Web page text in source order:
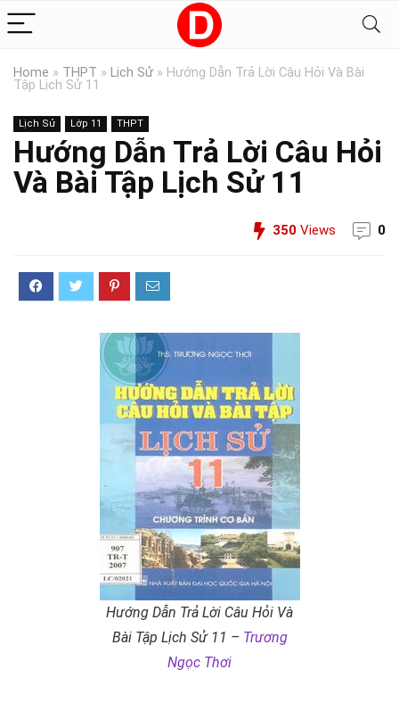
Home » THPT » Lịch Sử » Hướng Dẫn Trả Lời Câu Hỏi Và Bài
Tập Lịch Sử 11
Lịch Sử Lớp 11 THPT
Hướng Dẫn Trả Lời Câu Hỏi
Và Bài Tập Lịch Sử 11
350 Views 0
Hướng Dẫn Trả Lời Câu Hỏi Và
Bài Tập Lịch Sử 11 – Trương
Ngọc Thơi